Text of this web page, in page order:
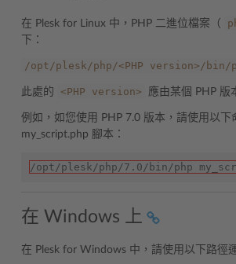
在 Plesk for Linux 中，PHP 二進位檔案（
下：
/opt/plesk/php/<PHP version>/bin/
此處的 <PHP version> 應由某個 PHP 版
例如，如您使用 PHP 7.0 版本，請使用以下
my_script.php 腳本：
/opt/plesk/php/7.0/bin/php
在 Windows 上
在 Plesk for Windows 中，請使用以下路徑